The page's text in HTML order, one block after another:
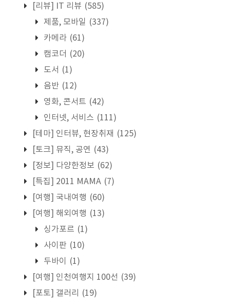
[리뷰] IT 리뷰 (585)
제품, 모바일 (337)
카메라 (61)
캠코더 (20)
도서 (1)
음반 (12)
영화, 콘서트 (42)
인터넷, 서비스 (111)
[테마] 인터뷰, 현장취재 (125)
[토크] 뮤직, 공연 (43)
[정보] 다양한정보 (62)
[특집] 2011 MAMA (7)
[여행] 국내여행 (60)
[여행] 해외여행 (13)
싱가포르 (1)
사이판 (10)
두바이
(1)
[여행] 인천여행지 100선 (39)
[포토] 갤러리
(19)